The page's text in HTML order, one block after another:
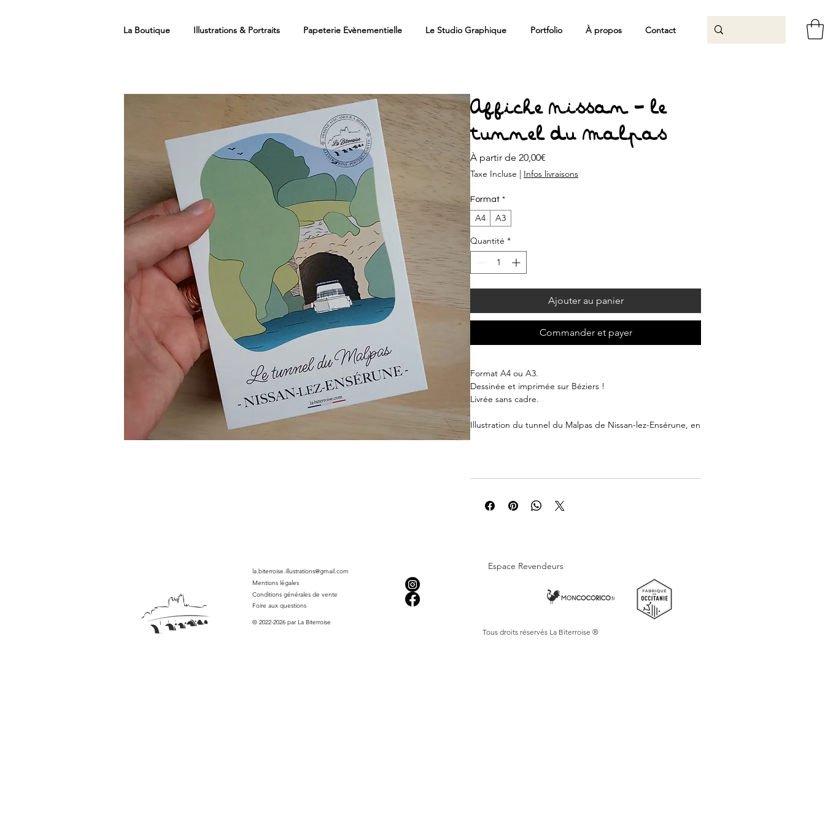
La Boutique Illustrations & Portraits Papeterie Evènementielle Le Studio Graphique Portfolio À propos Contact
Affiche Nissan - le
tunnel du Malpas
À partir de 20,00€
promotionnel
Taxe Incluse | Infos livraisons
Format *
A4 A3
Quantité *
Ajouter au panier
Commander et payer
Format A4 ou A3.
Dessinée et imprimée sur Béziers !
Livrée sans cadre.
Illustration du tunnel du Malpas de Nissan-lez-Ensérune, en
Offrez-la en cadeau à un proche ou faites-vous plaisir en
la.biterroise.illustrations@gmail.com
Mentions légales
Conditions générales de vente
Foire aux questions
© 2022-2026 par La Biterroise
Espace Revendeurs
Tous droits réservés La Biterroise ®